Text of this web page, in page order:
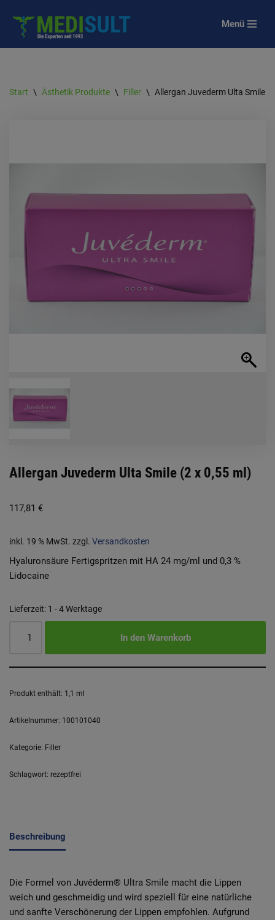
Zum
Inhalt
Menü
Start \ Ästhetik Produkte \ Filler \ Allergan Juvederm Ulta Smile
Allergan Juvederm Ulta Smile (2 x 0,55 ml)
117,81 €
inkl. 19 % MwSt. zzgl. Versandkosten
Hyaluronsäure Fertigspritzen mit HA 24 mg/ml und 0,3 %
Lidocaine
Lieferzeit: 1 - 4 Werktage
In den Warenkorb
Produkt enthält: 1,1 ml
Artikelnummer: 100101040
Kategorie: Filler
Schlagwort: rezeptfrei
Beschreibung
Die Formel von Juvéderm® Ultra Smile macht die Lippen
weich und geschmeidig und wird speziell für eine natürliche
und sanfte Verschönerung der Lippen empfohlen. Aufgrund